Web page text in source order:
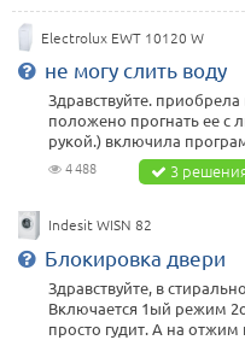
Electrolux EWT 10120 W
не могу слить воду
Здравствуйте.
положено прогнать ее с
рукой.) включила
4 488 3
Indesit WISN 82
Блокировка двери
Здравствуйте, в
Включается 1ый режим
просто гудит. А на отжим